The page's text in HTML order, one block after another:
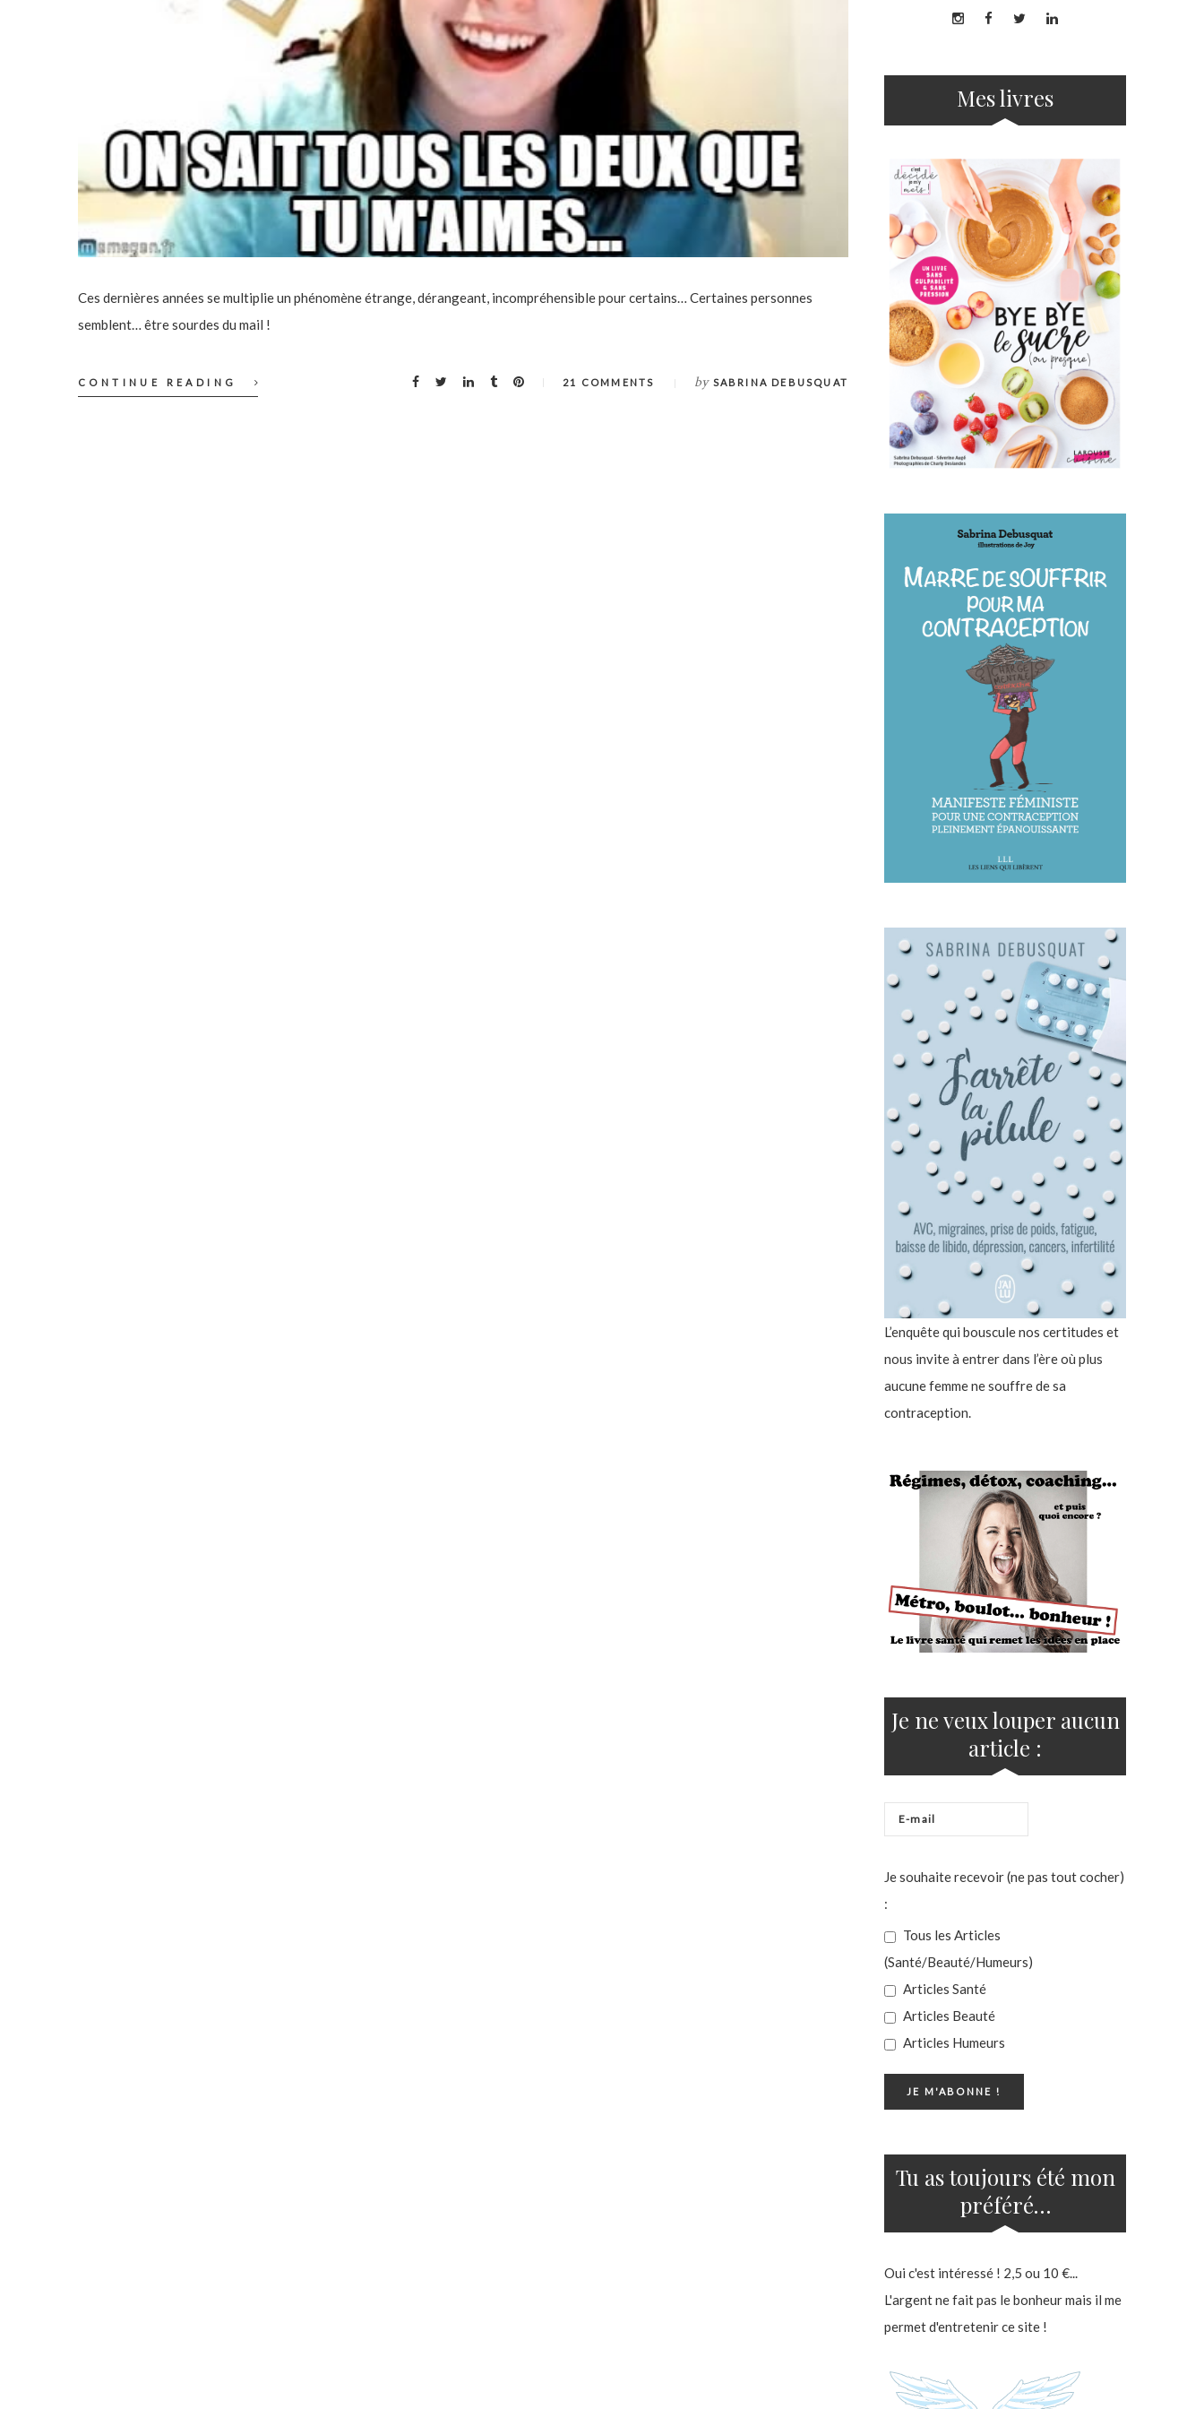
Ces dernières années se multiplie un phénomène étrange, dérangeant, incompréhensible pour certains… Certaines personnes
semblent… être sourdes du mail !
CONTINUE READING 21 COMMENTS by SABRINA DEBUSQUAT
Mes livres
L’enquête qui bouscule nos certitudes et
nous invite à entrer dans l’ère où plus
aucune femme ne souffre de sa
contraception.
Je ne veux louper aucun
article :
Je souhaite recevoir (ne pas tout cocher)
:
Tous les Articles
(Santé/Beauté/Humeurs)
Articles Santé
Articles Beauté
Articles Humeurs
Tu as toujours été mon
préféré…
Oui c'est intéressé ! 2,5 ou 10 €...
L'argent ne fait pas le bonheur mais il me
permet d'entretenir ce site !